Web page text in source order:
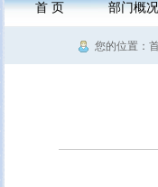
首 页 部门概况
您的位置：